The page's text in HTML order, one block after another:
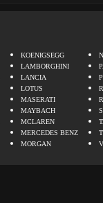
KOENIGSEGG
LAMBORGHINI
LANCIA
LOTUS
MASERATI
MAYBACH
MCLAREN
MERCEDES BENZ
MORGAN